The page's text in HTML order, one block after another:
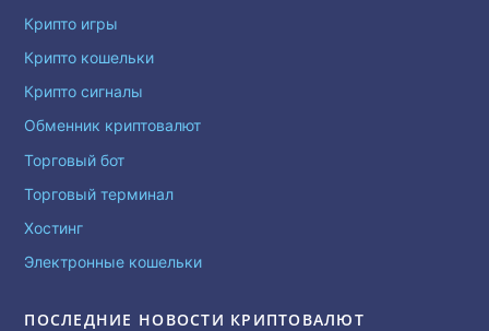
Крипто игры
Крипто кошельки
Крипто сигналы
Обменник криптовалют
Торговый бот
Торговый терминал
Хостинг
Электронные кошельки
ПОСЛЕДНИЕ НОВОСТИ КРИПТОВАЛЮТ